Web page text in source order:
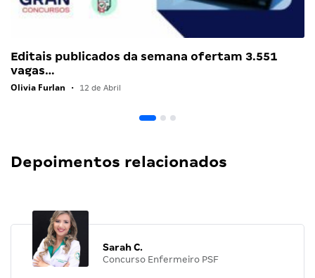
Editais publicados da semana ofertam 3.551
vagas…
Olivia Furlan • 12 de Abril
Depoimentos relacionados
Sarah C.
Concurso Enfermeiro PSF